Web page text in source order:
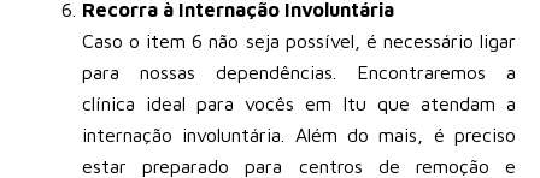
Recorra à Internação Involuntária
Caso o item 6 não seja possível, é necessário ligar
para nossas dependências. Encontraremos a
clínica ideal para vocês em Itu que atendam a
internação involuntária. Além do mais, é preciso
estar preparado para centros de remoção e